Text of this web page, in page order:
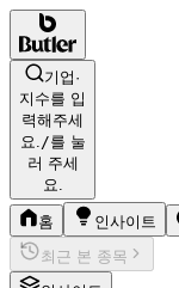
기업·
지수를 입
력해주세
요./를 눌
러 주세
요.
홈 인사이트
최근 본 종목